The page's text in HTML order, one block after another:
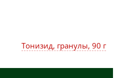
Тонизид, гранулы, 90 г